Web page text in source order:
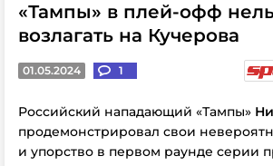
«Тампы» в плей-офф
возлагать на Кучерова
01.05.2024 1
Российский нападающий «Тампы»
продемонстрировал свои
и упорство в первом раунде серии